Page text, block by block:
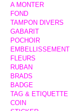
A MONTER
FOND
TAMPON DIVERS
GABARIT
POCHOIR
EMBELLISSEMENT
FLEURS
RUBAN
BRADS
BADGE
TAG & ETIQUETTE
COIN